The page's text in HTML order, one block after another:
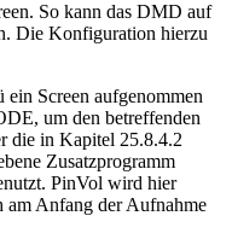
So kann das DMD auf
Die Konfiguration hierzu
ein Screen aufgenommen
um den betreffenden
die in Kapitel 25.8.4.2
Zusatzprogramm
PinVol wird hier
am Anfang der Aufnahme